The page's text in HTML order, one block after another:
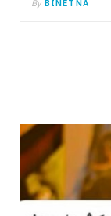
By BINETNA